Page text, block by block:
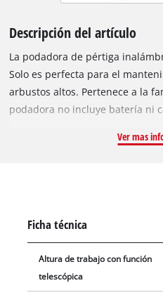
Descripción del artículo
La podadora de pértiga
Solo es perfecta para el
arbustos altos. Pertenece a la
podadora no incluye batería ni
diferentes niveles de potencia.
versátil capaz de realizar una
ergonómico y facilita un agarre
también incluye una correa
Ver mas
Ficha técnica
Altura de trabajo con función
telescópica